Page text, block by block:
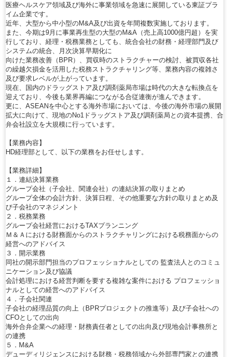
医療ヘルスケア領域及び海外に事業領域を急速に展開している東証プラ
イム企業です。
近年、大型から中小型のM&A及び出資を年間複数実施しております。
また、今期は9月に事業再生型の大型のM&A（売上高1000億円超）を実
行しており、経理・税務業務としても、統合会社の財務・経理部門及び
システムの統合、月次決算早期化に
向けた業務改善（BPR）、買収時のストラクチャーの検討、被買収各社
の繰越欠損金を活用した税務ストラクチャリング等、業務内容の複雑さ
及び要求レベルが上がっています。
現在、国内のドラッグストア及び調剤薬局市場は時代の大きな転換点を
迎えており、今後も業界再編につながる合従連衡が進んできます。
更に、ASEANを中心とする海外市場においては、今後の海外市場の展開
拡大に向けて、現地のNo1ドラッグストア及び調剤薬局との資本提携、合
弁会社設立を大規模に行っています。
【業務内容】
HD経理部として、以下の業務をお任せします。
【業務詳細】
１．連結決算業務
グループ会社（子会社、関連会社）の連結決算の取りまとめ
グループ全体の会計方針、決算日程、その他重要な方針の取りまとめ及
び子会社のマネジメント
２．税務業務
グループ会社経営におけるTAXプランニング
Ｍ＆Ａにおける財務面からのストラクチャリングにおける税務面からの
経営へのアドバイス
３．開示業務
同社の開示部門担当のプロフェッショナルとしての 監査法人とのコミュ
ニケーション及び協議
会計処理における経営判断を要する複雑な案件における プロフェッショ
ナルとしての経営へのアドバイス
４．子会社関連
子会社の経理品質の向上（BPRプロジェクトの推進等）及び子会社への
CFOとしての出向
海外合弁企業への経理・財務責任者としての出向及び現地会計事務所と
の連携
５．M&A
デューディリジェンスにおける財務・税務領域から外部専門家との連携